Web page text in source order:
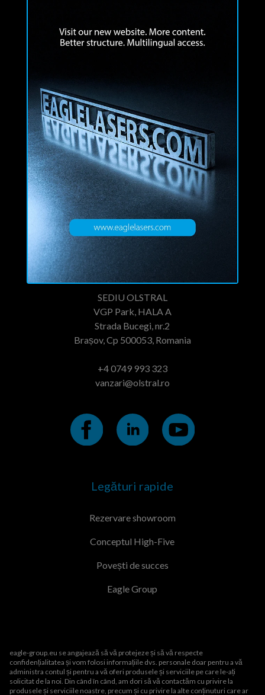
EAGLE SP z o.o.
Nowomiejska 74E
78-600 Walcz
Polonia
+48 67 258 48 31
office@eagle-group.eu
Romania
SEDIU OLSTRAL
VGP Park, HALA A
Strada Bucegi, nr.2
Brașov, Cp 500053, Romania
+4 0749 993 323
vanzari@olstral.ro
Legături rapide
Rezervare showroom
Conceptul High-Five
Povești de succes
Eagle Group
eagle-group.eu se angajează să vă protejeze și să vă respecte
confidențialitatea și vom folosi informațiile dvs. personale doar pentru a vă
administra contul și pentru a vă oferi produsele și serviciile pe care le-ați
solicitat de la noi. Din când în când, am dori să vă contactăm cu privire la
produsele și serviciile noastre, precum și cu privire la alte conținuturi care ar